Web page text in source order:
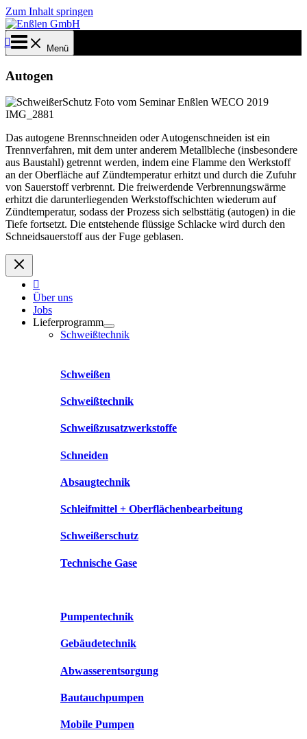
Zum Inhalt springen
Menü
Autogen
Das autogene Brennschneiden oder Autogenschneiden ist ein
Trennverfahren, mit dem unter anderem Metallbleche (insbesondere
aus Baustahl) getrennt werden, indem eine Flamme den Werkstoff
an der Oberfläche auf Zündtemperatur erhitzt und durch die Zufuhr
von Sauerstoff verbrennt. Die freiwerdende Verbrennungswärme
erhitzt die darunterliegenden Werkstoffschichten wiederum auf
Zündtemperatur, sodass der Prozess sich selbsttätig (autogen) in die
Tiefe fortsetzt. Die entstehende flüssige Schlacke wird durch den
Schneidsauerstoff aus der Fuge geblasen.
Über uns
Jobs
Lieferprogramm
Schweißtechnik
Schweißen
Schweißtechnik
Schweißzusatzwerkstoffe
Schneiden
Absaugtechnik
Schleifmittel + Oberflächenbearbeitung
Schweißerschutz
Technische Gase
Pumpentechnik
Gebäudetechnik
Abwasserentsorgung
Bautauchpumpen
Mobile Pumpen